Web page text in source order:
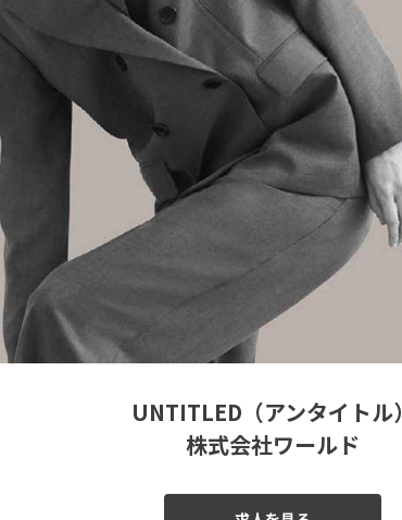
UNTITLED（アンタイトル）
株式会社ワールド